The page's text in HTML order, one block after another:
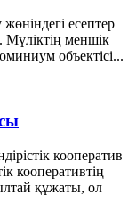
есептер
меншік
объектісі...
кооператив
кооперативтің
құжаты, ол